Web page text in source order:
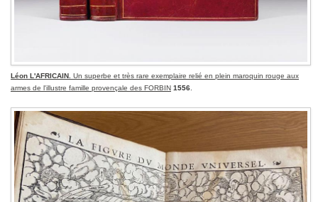
Léon L'AFRICAIN. Un superbe et très rare exemplaire relié en plein maroquin rouge aux
armes de l'illustre famille provençale des FORBIN 1556